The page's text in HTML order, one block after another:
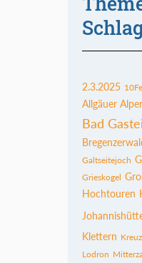
2.3.2025
Allgäuer
Bad
Galtseitejoch
Grieskogel
Hochtouren
Klettern
Lodron